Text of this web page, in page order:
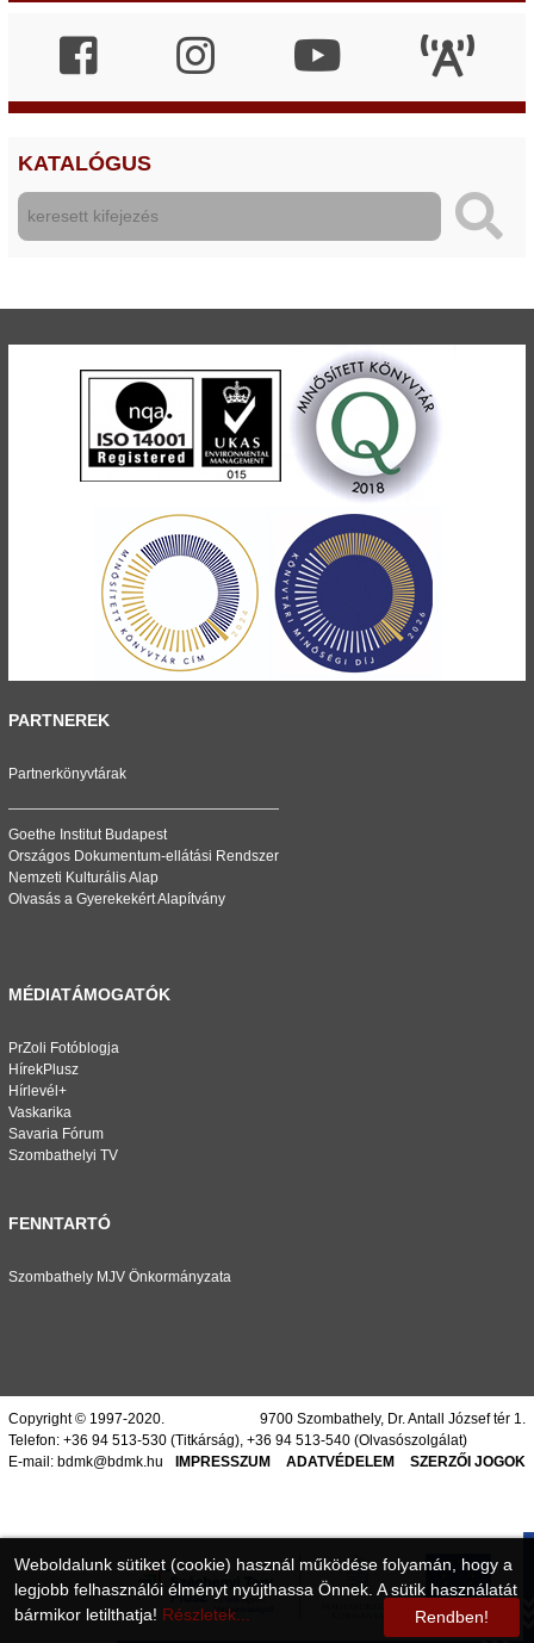
KATALÓGUS
PARTNEREK
Partnerkönyvtárak
Goethe Institut Budapest
Országos Dokumentum-ellátási Rendszer
Nemzeti Kulturális Alap
Olvasás a Gyerekekért Alapítvány
MÉDIATÁMOGATÓK
PrZoli Fotóblogja
HírekPlusz
Hírlevél+
Vaskarika
Savaria Fórum
Szombathelyi TV
FENNTARTÓ
Szombathely MJV Önkormányzata
Copyright © 1997-2020.
9700 Szombathely, Dr. Antall József tér 1.
Telefon: +36 94 513-530 (Titkárság), +36 94 513-540 (Olvasószolgálat)
E-mail: bdmk@bdmk.hu IMPRESSZUM ADATVÉDELEM SZERZŐI JOGOK
Weboldalunk sütiket (cookie) használ működése folyamán, hogy a
legjobb felhasználói élményt nyújthassa Önnek. A sütik használatát
bármikor letilthatja! Részletek... Rendben!